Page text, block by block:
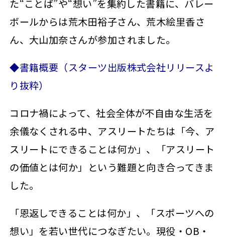
た“ことば”や“想い”を集約した書籍に、バレー
ボールからは荒木田裕子さん、荒木絵里香さ
ん、大山加奈さんが参加されました。
◆書籍概要（スターツ出版株式会社リリースよ
り抜粋）
コロナ禍によって、社会全体が不自由な生活を
余儀なくされる中、アスリートたちは「今、ア
スリートにできることは何か」、「アスリート
の価値とは何か」という難題と向き合ってきま
した。
「恩返しできることは何か」、「スポーツへの
想い」を若い世代につなぎたい。現役・OB・